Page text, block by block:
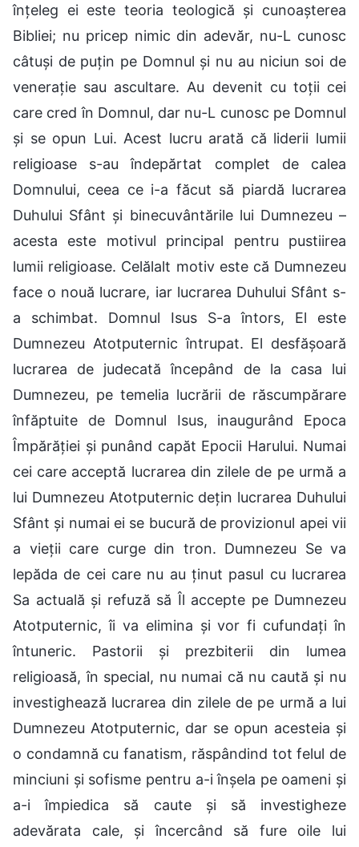
înțeleg ei este teoria teologică și cunoașterea
Bibliei; nu pricep nimic din adevăr, nu-L cunosc
câtuși de puțin pe Domnul și nu au niciun soi de
venerație sau ascultare. Au devenit cu toții cei
care cred în Domnul, dar nu-L cunosc pe Domnul
și se opun Lui. Acest lucru arată că liderii lumii
religioase s-au îndepărtat complet de calea
Domnului, ceea ce i-a făcut să piardă lucrarea
Duhului Sfânt și binecuvântările lui Dumnezeu –
acesta este motivul principal pentru pustiirea
lumii religioase. Celălalt motiv este că Dumnezeu
face o nouă lucrare, iar lucrarea Duhului Sfânt s-
a schimbat. Domnul Isus S-a întors, El este
Dumnezeu Atotputernic întrupat. El desfășoară
lucrarea de judecată începând de la casa lui
Dumnezeu, pe temelia lucrării de răscumpărare
înfăptuite de Domnul Isus, inaugurând Epoca
Împărăției și punând capăt Epocii Harului. Numai
cei care acceptă lucrarea din zilele de pe urmă a
lui Dumnezeu Atotputernic dețin lucrarea Duhului
Sfânt și numai ei se bucură de provizionul apei vii
a vieții care curge din tron. Dumnezeu Se va
lepăda de cei care nu au ținut pasul cu lucrarea
Sa actuală și refuză să Îl accepte pe Dumnezeu
Atotputernic, îi va elimina și vor fi cufundați în
întuneric. Pastorii și prezbiterii din lumea
religioasă, în special, nu numai că nu caută și nu
investighează lucrarea din zilele de pe urmă a lui
Dumnezeu Atotputernic, dar se opun acesteia și
o condamnă cu fanatism, răspândind tot felul de
minciuni și sofisme pentru a-i înșela pe oameni și
a-i împiedica să caute și să investigheze
adevărata cale, și încercând să fure oile lui